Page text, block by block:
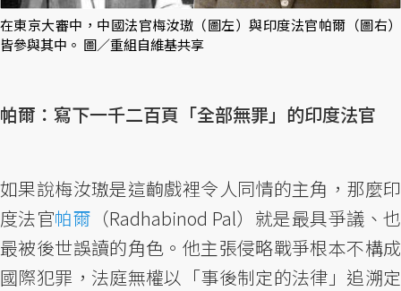
在東京大審中，中國法官梅汝璈（圖左）與印度法官帕爾（圖右）
皆參與其中。 圖／重組自維基共享
帕爾：寫下一千二百頁「全部無罪」的印度法官
如果說梅汝璈是這齣戲裡令人同情的主角，那麼印
度法官帕爾 （Radhabinod Pal）就是最具爭議、也
最被後世誤讀的角色。他主張侵略戰爭根本不構成
國際犯罪，法庭無權以「事後制定的法律」追溯定